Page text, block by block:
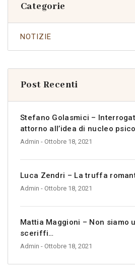
Categorie
NOTIZIE
Post Recenti
Stefano Golasmici –
attorno all’idea di nucleo
Admin - Ottobre 18, 2021
Luca Zendri – La truffa
Admin - Ottobre 18, 2021
Mattia Maggioni – Non siamo
sceriffi…
Admin - Ottobre 18, 2021